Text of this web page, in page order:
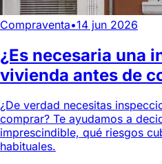
Compraventa•14 jun 2026
¿Es necesaria una
vivienda antes de
¿De verdad necesitas
comprar? Te ayudamos a
imprescindible, qué riesgos
habituales.